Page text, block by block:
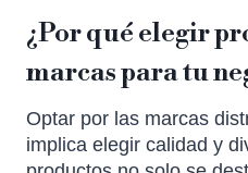
¿Por qué elegir
marcas para tu
Optar por las marcas
implica elegir calidad y